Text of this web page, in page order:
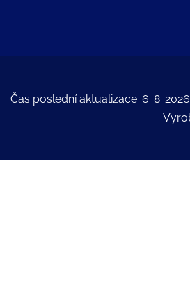
Čas poslední aktualizace: 6. 8. 2026